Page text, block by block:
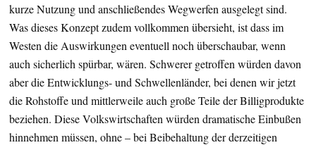
kurze Nutzung und anschließendes Wegwerfen ausgelegt sind.
Was dieses Konzept zudem vollkommen übersieht, ist dass im
Westen die Auswirkungen eventuell noch überschaubar, wenn
auch sicherlich spürbar, wären. Schwerer getroffen würden davon
aber die Entwicklungs- und Schwellenländer, bei denen wir jetzt
die Rohstoffe und mittlerweile auch große Teile der Billigprodukte
beziehen. Diese Volkswirtschaften würden dramatische Einbußen
hinnehmen müssen, ohne – bei Beibehaltung der derzeitigen